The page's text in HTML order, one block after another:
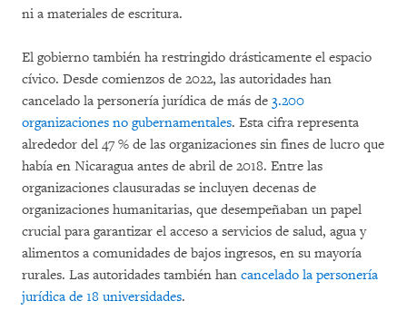
ni a materiales de escritura.
El gobierno también ha restringido drásticamente el espacio
cívico. Desde comienzos de 2022, las autoridades han
cancelado la personería jurídica de más de 3.200
organizaciones no gubernamentales. Esta cifra representa
alrededor del 47 % de las organizaciones sin fines de lucro que
había en Nicaragua antes de abril de 2018. Entre las
organizaciones clausuradas se incluyen decenas de
organizaciones humanitarias, que desempeñaban un papel
crucial para garantizar el acceso a servicios de salud, agua y
alimentos a comunidades de bajos ingresos, en su mayoría
rurales. Las autoridades también han cancelado la personería
jurídica de 18 universidades.